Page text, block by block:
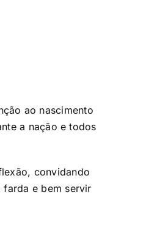
ao nascimento
a nação e todos
convidando
e bem servir